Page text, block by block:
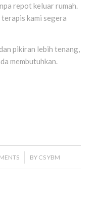
repot keluar rumah.
kami segera
pikiran lebih tenang,
membutuhkan.
BY CS YBM